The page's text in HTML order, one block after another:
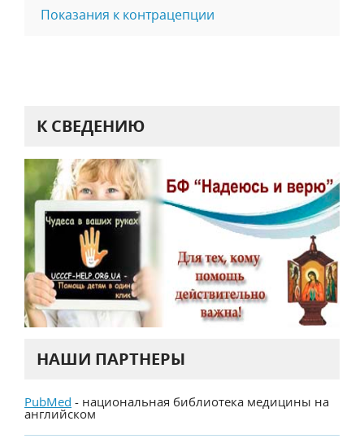
Показания к контрацепции
К СВЕДЕНИЮ
НАШИ ПАРТНЕРЫ
PubMed - национальная библиотека медицины на
английском